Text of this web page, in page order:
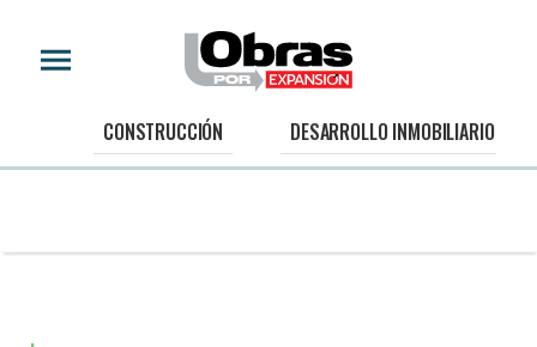
CONSTRUCCIÓN DESARROLLO INMOBILIARIO